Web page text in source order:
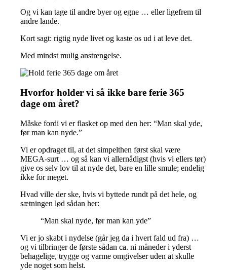
Og vi kan tage til andre byer og egne … eller ligefrem til
andre lande.
Kort sagt: rigtig nyde livet og kaste os ud i at leve det.
Med mindst mulig anstrengelse.
Hvorfor holder vi så ikke bare ferie 365
dage om året?
Måske fordi vi er flasket op med den her: “Man skal yde,
før man kan nyde.”
Vi er opdraget til, at det simpelthen først skal være
MEGA-surt … og så kan vi allernådigst (hvis vi ellers tør)
give os selv lov til at nyde det, bare en lille smule; endelig
ikke for meget.
Hvad ville der ske, hvis vi byttede rundt på det hele, og
sætningen lød sådan her:
“Man skal nyde, før man kan yde”
Vi er jo skabt i nydelse (går jeg da i hvert fald ud fra) …
og vi tilbringer de første sådan ca. ni måneder i yderst
behagelige, trygge og varme omgivelser uden at skulle
yde noget som helst.